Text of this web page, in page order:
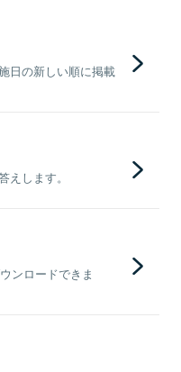
日の新しい順に掲載
します。
ンロードできま